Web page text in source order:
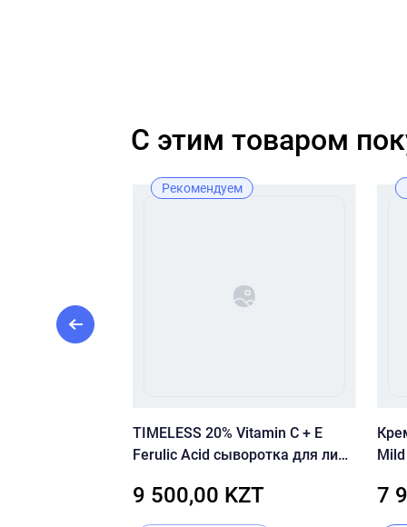
C этим товаром
Рекомендуем
TIMELESS 20% Vitamin C + E
Ferulic Acid сыворотка для лица
9 500,00 KZT 7